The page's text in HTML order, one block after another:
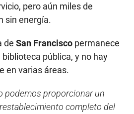
pero aún miles de
sin energía.
de San Francisco permanece
pública, y no hay
en varias áreas.
podemos proporcionar un
completo del